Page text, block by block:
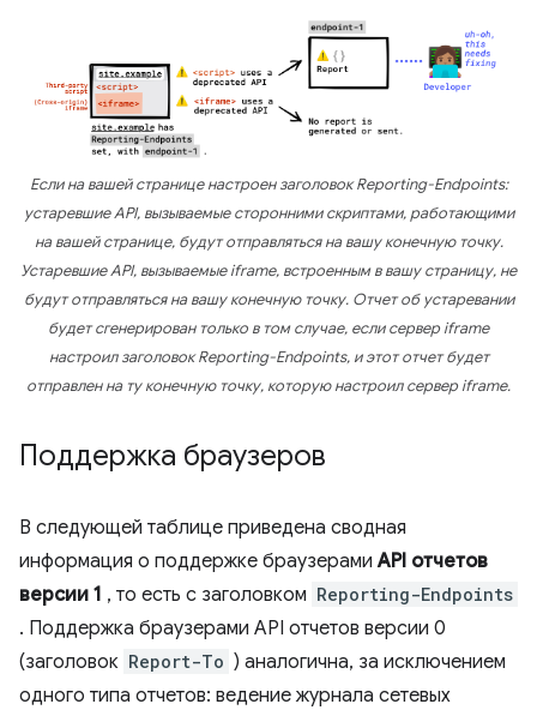
Если на вашей странице настроен заголовок Reporting-Endpoints:
устаревшие API, вызываемые сторонними скриптами, работающими
на вашей странице, будут отправляться на вашу конечную точку.
Устаревшие API, вызываемые iframe, встроенным в вашу страницу, не
будут отправляться на вашу конечную точку. Отчет об устаревании
будет сгенерирован только в том случае, если сервер iframe
настроил заголовок Reporting-Endpoints, и этот отчет будет
отправлен на ту конечную точку, которую настроил сервер iframe.
Поддержка браузеров
В следующей таблице приведена сводная
информация о поддержке браузерамиAPI отчетов
версии 1 , то есть с заголовком Reporting-Endpoints
. Поддержка браузерами API отчетов версии 0
(заголовок Report-To ) аналогична, за исключением
одного типа отчетов: ведение журнала сетевых